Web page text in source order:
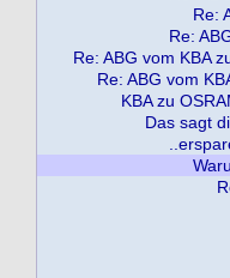
Re:
Re:
Re: ABG vom KBA
Re: ABG vom
KBA zu
Das sagt